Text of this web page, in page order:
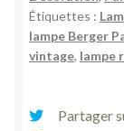
rose
vif
verre
Étiquettes :
lampe Berger
vintage, lampe
Partager